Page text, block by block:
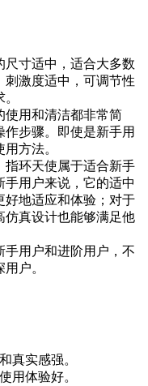
尺寸适中，适合大多数
刺激度适中，可调节性
使用和清洁都非常简
步骤。即使是新手用
方法。
指环天使属于适合新手
手用户来说，它的适中
好地适应和体验；对于
仿真设计也能够满足他
手用户和进阶用户，不
户。
真实感强。
用体验好。